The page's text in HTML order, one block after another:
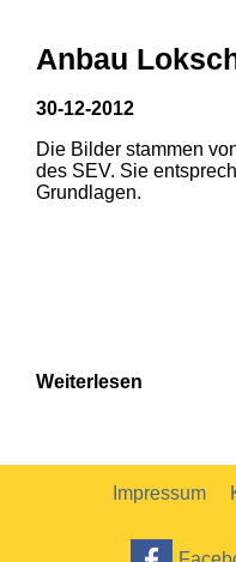
1 2
Anbau
30-12-2012
Die Bilder stammen
des SEV. Sie
Grundlagen.
Weiterlesen
Impressum